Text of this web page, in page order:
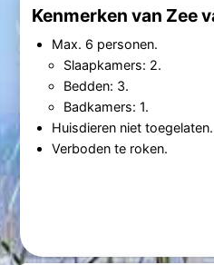
Kenmerken van Zee
Max. 6 personen.
Slaapkamers: 2.
Bedden: 3.
Badkamers: 1.
Huisdieren niet toegelaten.
Verboden te roken.